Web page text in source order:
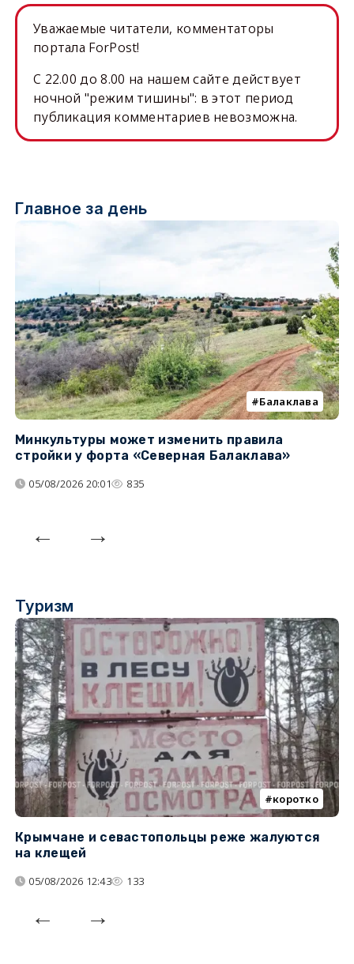
Уважаемые читатели, комментаторы
портала ForPost!
C 22.00 до 8.00 на нашем сайте действует
ночной "режим тишины": в этот период
публикация комментариев невозможна.
Главное за день
Балаклава
Минкультуры может изменить правила
стройки у форта «Северная Балаклава»
05/08/2026 20:01 835
Туризм
коротко
Крымчане и севастопольцы реже жалуются
на клещей
05/08/2026 12:43 133